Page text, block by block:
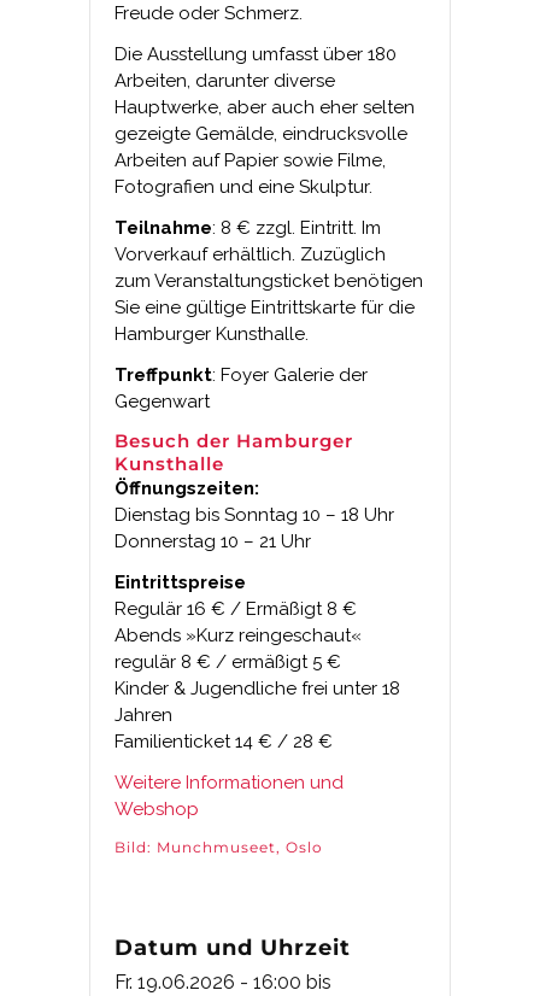
Freude oder Schmerz.
Die Ausstellung umfasst über 180
Arbeiten, darunter diverse
Hauptwerke, aber auch eher selten
gezeigte Gemälde, eindrucksvolle
Arbeiten auf Papier sowie Filme,
Fotografien und eine Skulptur.
Teilnahme: 8 € zzgl. Eintritt. Im
Vorverkauf erhältlich. Zuzüglich
zum Veranstaltungsticket benötigen
Sie eine gültige Eintrittskarte für die
Hamburger Kunsthalle.
Treffpunkt: Foyer Galerie der
Gegenwart
Besuch der Hamburger
Kunsthalle
Öffnungszeiten:
Dienstag bis Sonntag 10 – 18 Uhr
Donnerstag 10 – 21 Uhr
Eintrittspreise
Regulär 16 € / Ermäßigt 8 €
Abends »Kurz reingeschaut«
regulär 8 € / ermäßigt 5 €
Kinder & Jugendliche frei unter 18
Jahren
Familienticket 14 € / 28 €
Weitere Informationen und
Webshop
Bild: Munchmuseet, Oslo
Datum und Uhrzeit
Fr. 19.06.2026 - 16:00 bis